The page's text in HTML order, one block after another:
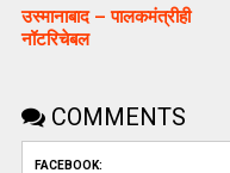
उस्मानाबाद – पालकमंत्रीही
नॉटरिचेबल
COMMENTS
FACEBOOK: